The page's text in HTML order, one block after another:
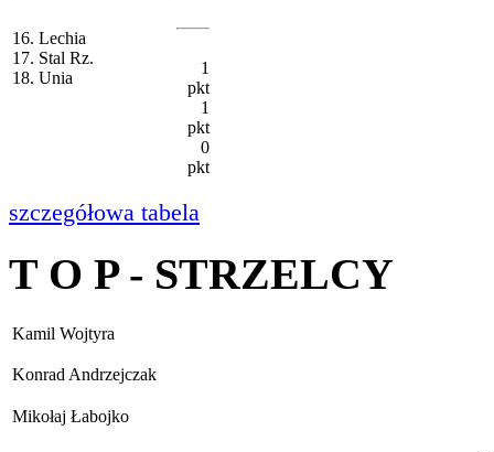
16. Lechia
17. Stal Rz.
18. Unia
1
pkt
1
pkt
0
pkt
szczegółowa tabela
T O P - STRZELCY
Kamil Wojtyra
Konrad Andrzejczak
Mikołaj Łabojko